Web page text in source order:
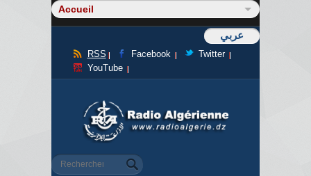
عربي
RSS Facebook
Twitter
YouTube
Formulaire de recherche
Rechercher